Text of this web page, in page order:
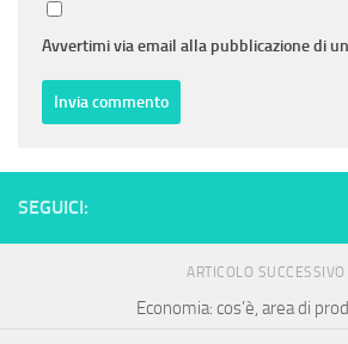
Avvertimi via email alla pubblicazione di
SEGUICI:
ARTICOLO SUCCESSIVO
Economia: cos’è, area di